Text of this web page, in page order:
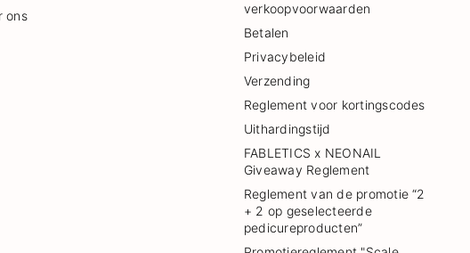
ons
verkoopvoorwaarden
Betalen
Privacybeleid
Verzending
Reglement voor kortingscodes
Uithardingstijd
FABLETICS x NEONAIL
Giveaway Reglement
Reglement van de promotie “2
+ 2 op geselecteerde
pedicureproducten”